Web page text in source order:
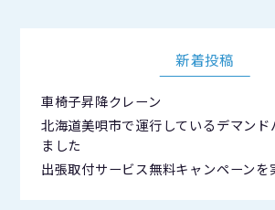
新着投稿
車椅子昇降クレーン
北海道美唄市で運行しているデマンド
ました
出張取付サービス無料キャンペーンを